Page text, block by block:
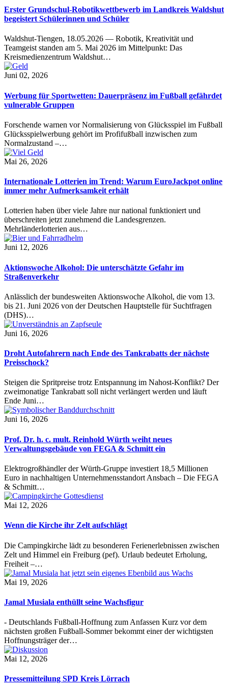
Erster Grundschul-Robotikwettbewerb im Landkreis Waldshut
begeistert Schülerinnen und Schüler
Waldshut-Tiengen, 18.05.2026 — Robotik, Kreativität und
Teamgeist standen am 5. Mai 2026 im Mittelpunkt: Das
Kreismedienzentrum Waldshut…
Juni 02, 2026
Werbung für Sportwetten: Dauerpräsenz im Fußball gefährdet
vulnerable Gruppen
Forschende warnen vor Normalisierung von Glücksspiel im Fußball
Glücksspielwerbung gehört im Profifußball inzwischen zum
Normalzustand –…
Mai 26, 2026
Internationale Lotterien im Trend: Warum EuroJackpot online
immer mehr Aufmerksamkeit erhält
Lotterien haben über viele Jahre nur national funktioniert und
überschreiten jetzt zunehmend die Landesgrenzen.
Mehrländerlotterien aus…
Juni 12, 2026
Aktionswoche Alkohol: Die unterschätzte Gefahr im
Straßenverkehr
Anlässlich der bundesweiten Aktionswoche Alkohol, die vom 13.
bis 21. Juni 2026 von der Deutschen Hauptstelle für Suchtfragen
(DHS)…
Juni 16, 2026
Droht Autofahrern nach Ende des Tankrabatts der nächste
Preisschock?
Steigen die Spritpreise trotz Entspannung im Nahost-Konflikt? Der
zweimonatige Tankrabatt soll nicht verlängert werden und läuft
Ende Juni…
Juni 16, 2026
Prof. Dr. h. c. mult. Reinhold Würth weiht neues
Verwaltungsgebäude von FEGA & Schmitt ein
Elektrogroßhändler der Würth-Gruppe investiert 18,5 Millionen
Euro in nachhaltigen Unternehmensstandort Ansbach – Die FEGA
& Schmitt…
Mai 12, 2026
Wenn die Kirche ihr Zelt aufschlägt
Die Campingkirche lädt zu besonderen Ferienerlebnissen zwischen
Zelt und Himmel ein Freiburg (pef). Urlaub bedeutet Erholung,
Freiheit –…
Mai 19, 2026
Jamal Musiala enthüllt seine Wachsfigur
- Deutschlands Fußball-Hoffnung zum Anfassen Kurz vor dem
nächsten großen Fußball-Sommer bekommt einer der wichtigsten
Hoffnungsträger der…
Mai 12, 2026
Pressemitteilung SPD Kreis Lörrach